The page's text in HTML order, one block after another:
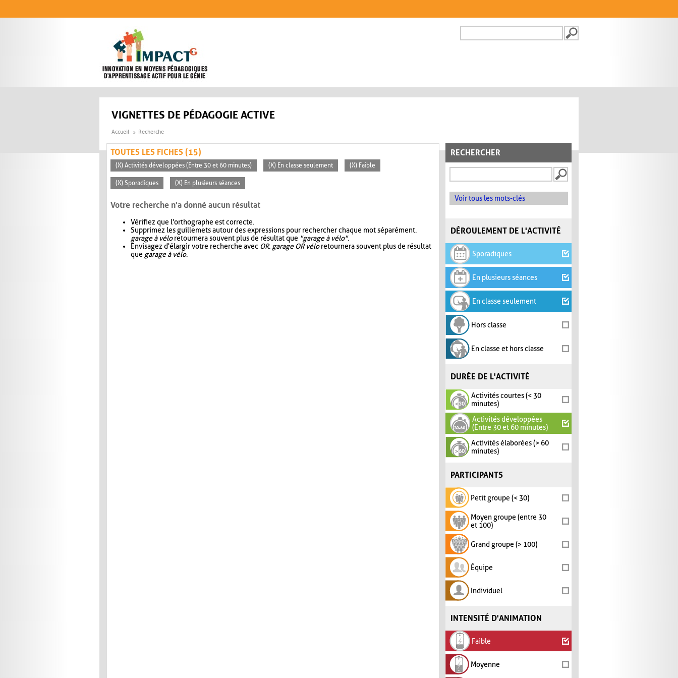
FORMULAIRE DE
VIGNETTES DE PÉDAGOGIE ACTIVE
Accueil Recherche
RECHERCHER
Voir tous les mots-clés
DÉROULEMENT DE L'ACTIVITÉ
Sporadiques
En plusieurs séances
En classe seulement
Hors classe
En classe et hors classe
DURÉE DE L'ACTIVITÉ
Activités courtes (< 30
minutes)
Activités développées
(Entre 30 et 60 minutes)
Activités élaborées (> 60
minutes)
PARTICIPANTS
Petit groupe (< 30)
Moyen groupe (entre 30
et 100)
Grand groupe (> 100)
Équipe
Individuel
INTENSITÉ D'ANIMATION
Faible
Moyenne
TOUTES LES FICHES (15)
(X) Activités développées (Entre 30 et 60 minutes) (X) En classe seulement (X) Faible
(X) Sporadiques (X) En plusieurs séances
Votre recherche n'a donné aucun résultat
Vérifiez que l'orthographe est correcte.
Supprimez les guillemets autour des expressions pour rechercher chaque mot séparément.
garage à véloretournera souvent plus de résultat que "garage à vélo".
Envisagez d'élargir votre recherche avec OR. garage OR véloretournera souvent plus de résultat
que garage à vélo.